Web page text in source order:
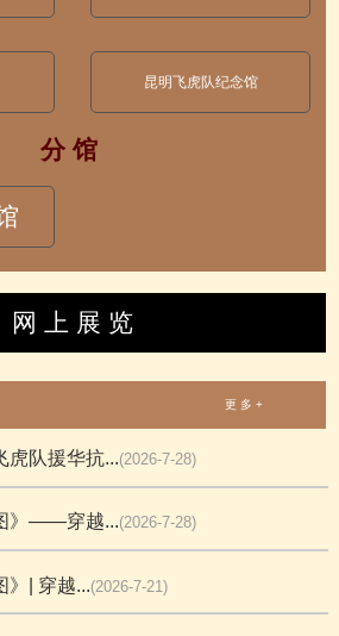
昆明飞虎队纪念馆
分 馆
网 上 展 览
更 多 +
虎队援华抗...(2026-7-28)
》——穿越...(2026-7-28)
》| 穿越...(2026-7-21)